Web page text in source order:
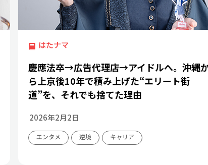
はたナマ
慶應法卒→広告代理店→アイドルへ。沖縄
ら上京後10年で積み上げた“エリート街
道”を、それでも捨てた理由
2026年2月2日
エンタメ 逆境 キャリア